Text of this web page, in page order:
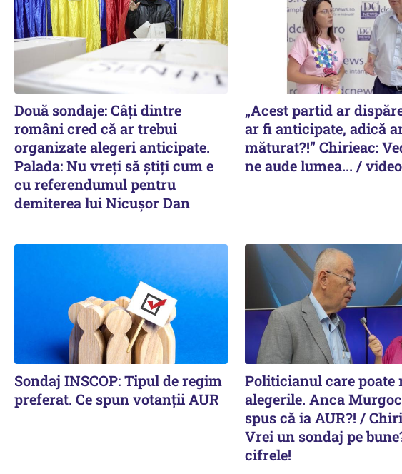
Două sondaje: Câți dintre
români cred că ar trebui
organizate alegeri anticipate.
Palada: Nu vreți să știți cum e
cu referendumul pentru
demiterea lui Nicușor Dan
„Acest partid ar
ar fi anticipate, adică
măturat?!” Chirieac:
ne aude lumea... / video
Sondaj INSCOP: Tipul de regim
preferat. Ce spun votanții AUR
Politicianul care poate
alegerile. Anca
spus că ia AUR?! /
Vrei un sondaj pe
cifrele!